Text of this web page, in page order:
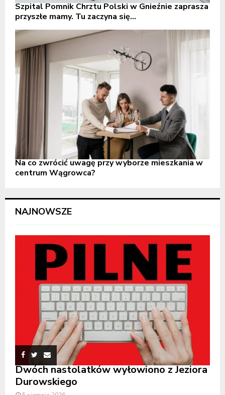
Szpital Pomnik Chrztu Polski w Gnieźnie zaprasza
przyszłe mamy. Tu zaczyna się...
Na co zwrócić uwagę przy wyborze mieszkania w
centrum Wągrowca?
NAJNOWSZE
Dwóch nastolatków wyłowiono z Jeziora
Durowskiego